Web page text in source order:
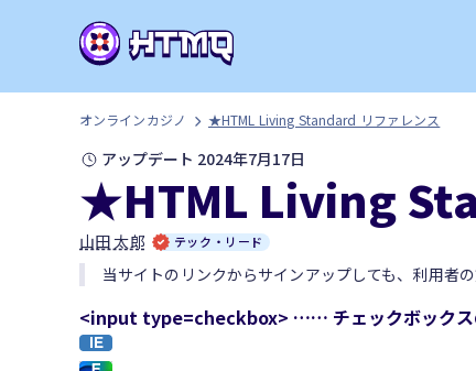
オンラインカジノ ★HTML Living Standard リファレンス
アップデート 2024年7月17日
★HTML Living
山田 太郎 テック・リード
当サイトのリンクからサインアップしても、利用者
<input type=checkbox> …… チェックボックス